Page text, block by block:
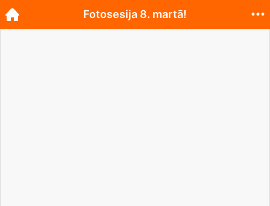
Fotosesija 8. martā!